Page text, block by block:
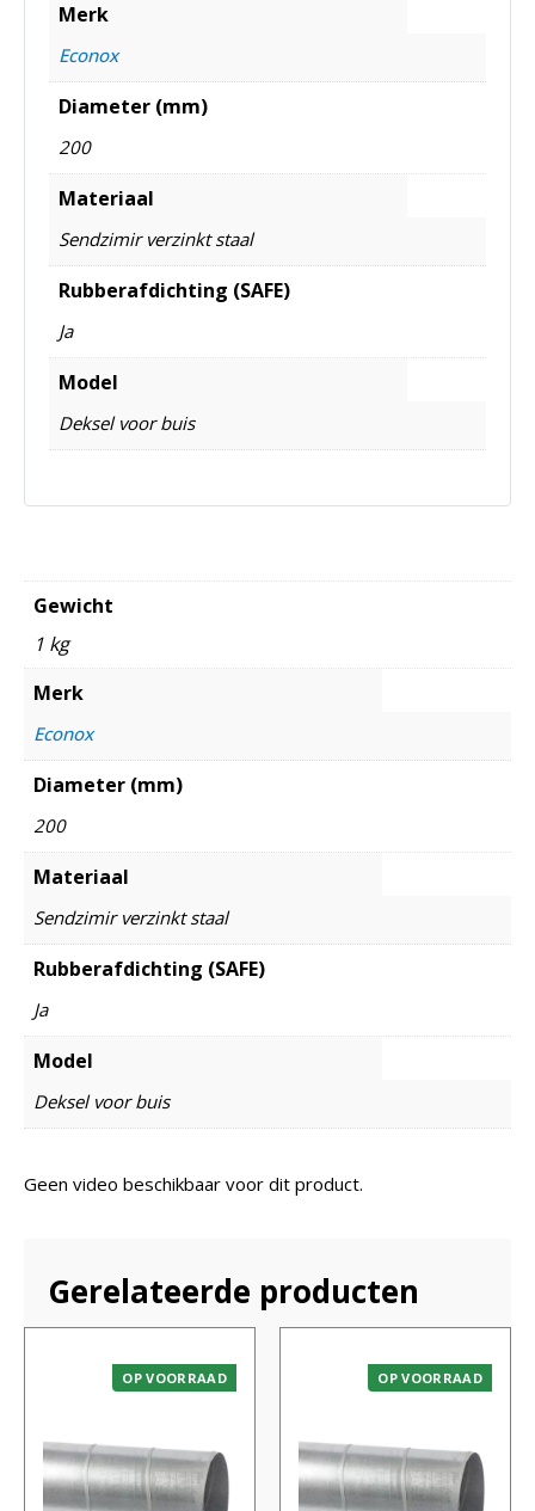
Merk
Econox
Diameter (mm)
200
Materiaal
Sendzimir verzinkt staal
Rubberafdichting (SAFE)
Ja
Model
Deksel voor buis
Gewicht
1 kg
Merk
Econox
Diameter (mm)
200
Materiaal
Sendzimir verzinkt staal
Rubberafdichting (SAFE)
Ja
Model
Deksel voor buis
Geen video beschikbaar voor dit product.
Gerelateerde producten
OP VOORRAAD OP VOORRAAD